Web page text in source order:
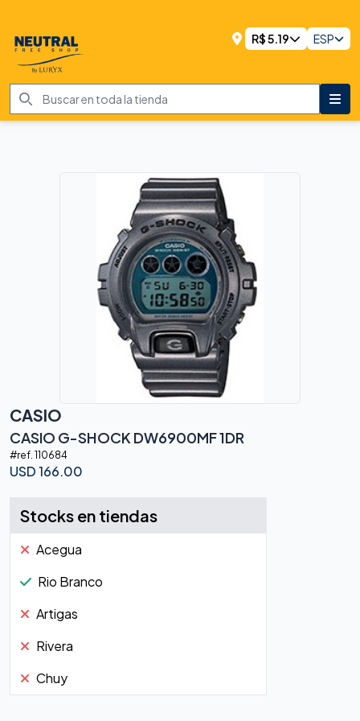
R$5.19 ESP
CASIO
CASIO G-SHOCK DW6900MF 1DR
#ref. 110684
USD166.00
Stocks en tiendas
Acegua
Rio Branco
Artigas
Rivera
Chuy